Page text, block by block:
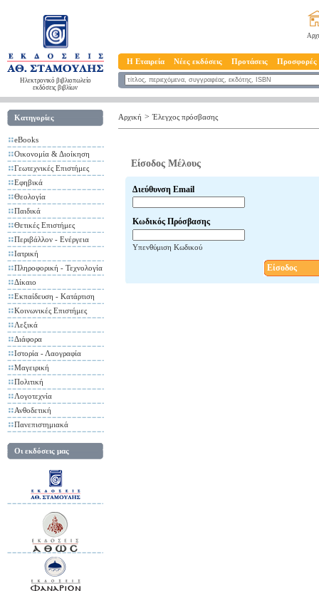
Ηλεκτρονικό βιβλιοπωλείο
εκδόσεις βιβλίων
Η Εταιρεία Νέες εκδόσεις Προτάσεις Προσφορές
Κατηγορίες
eBooks
Οικονομία & Διοίκηση
Γεωτεχνικές Επιστήμες
Εφηβικά
Θεολογία
Παιδικά
Θετικές Επιστήμες
Περιβάλλον - Ενέργεια
Ιατρική
Πληροφορική - Τεχνολογία
Δίκαιο
Εκπαίδευση - Κατάρτιση
Κοινωνικές Επιστήμες
Λεξικά
Διάφορα
Ιστορία - Λαογραφία
Μαγειρική
Πολιτική
Λογοτεχνία
Ανθοδετική
Πανεπιστημιακά
Οι εκδόσεις μας
Αρχική > Έλεγχος πρόσβασης
Είσοδος Μέλους
Διεύθυνση Email
Κωδικός Πρόσβασης
Υπενθύμιση Κωδικού
Είσοδος